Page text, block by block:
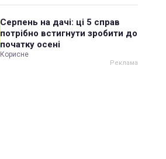
Серпень на дачі: ці 5 справ
потрібно встигнути зробити до
початку осені
Корисне